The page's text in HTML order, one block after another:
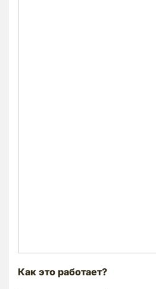
Как это работает?